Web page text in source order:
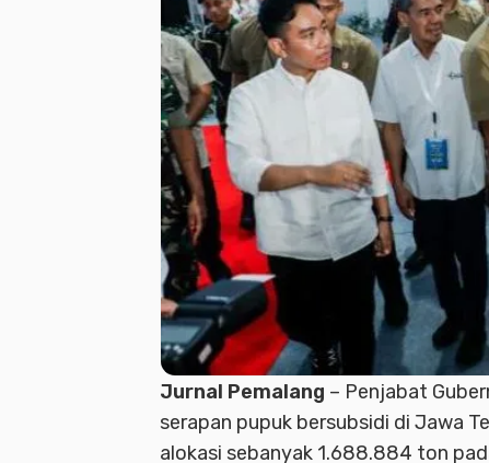
Jurnal Pemalang – Penjabat
serapan pupuk bersubsidi di Jawa
alokasi sebanyak 1.688.884 ton